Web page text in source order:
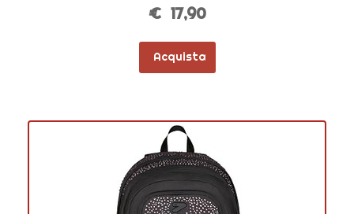
€ 17,90
Acquista